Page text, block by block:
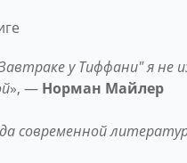
у Тиффани" я не
й», — Норман Майлер
современной